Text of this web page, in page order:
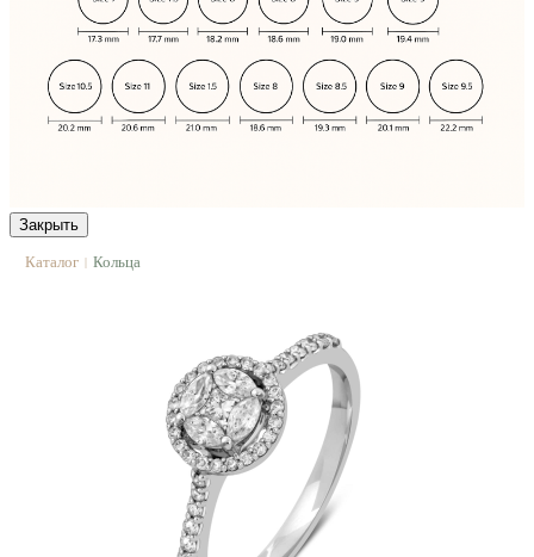
Закрыть
Каталог | Кольца